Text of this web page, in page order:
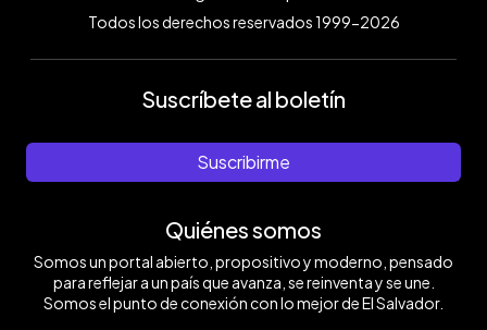
Todos los derechos reservados 1999-2026
Suscríbete al boletín
Suscribirme
Quiénes somos
Somos un portal abierto, propositivo y moderno, pensado
para reflejar a un país que avanza, se reinventa y se une.
Somos el punto de conexión con lo mejor de El Salvador.